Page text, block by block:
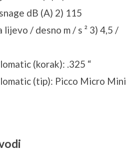
dB (A) 2) 115
lijevo / desno m / s ² 3) 4,5 /
(korak): .325 “
(tip): Picco Micro Mini